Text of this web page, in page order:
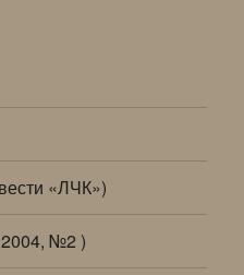
«ЛЧК»)
№2 )